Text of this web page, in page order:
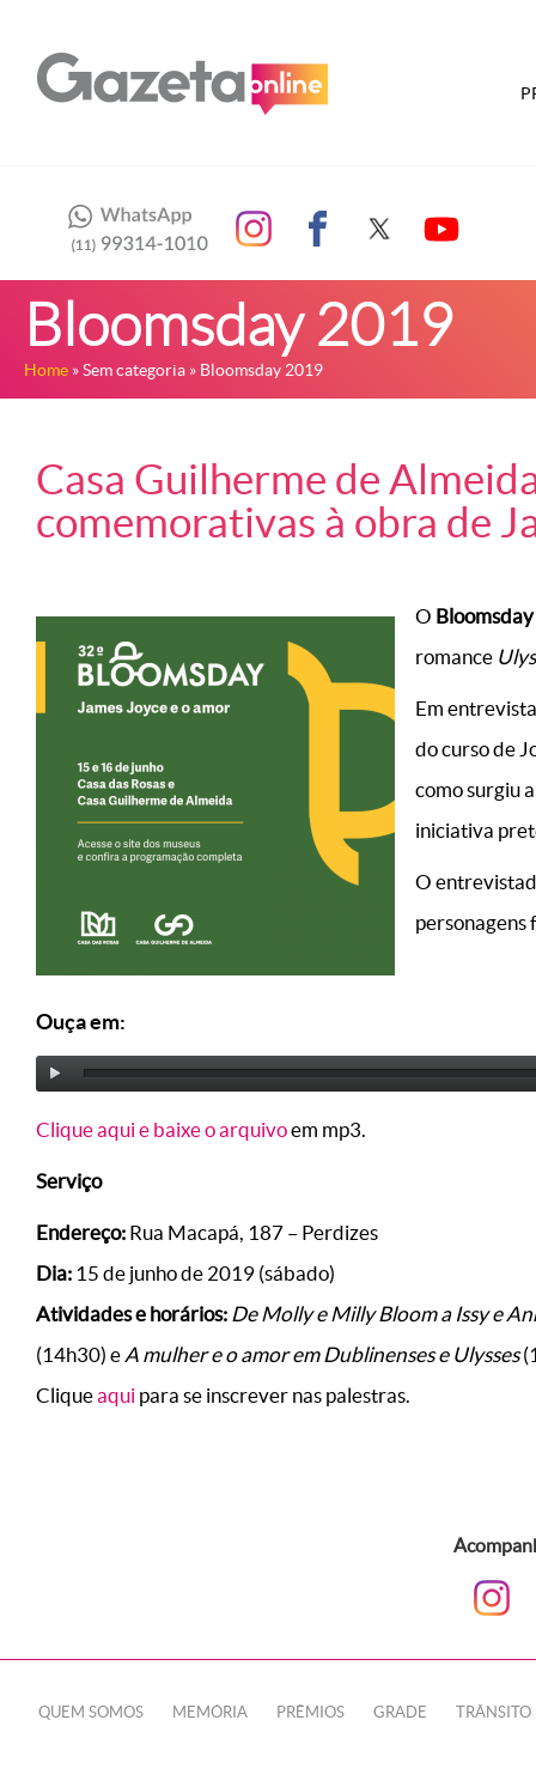
Bloomsday 2019
Home » Sem categoria » Bloomsday 2019
Casa Guilherme de
comemorativas à obra de
O Bloomsday
romance
Em
do curso de
como surgiu
iniciativa
O
personagens
Ouça em:
Clique aqui e baixe o arquivoem mp3.
Serviço
Endereço: Rua Macapá, 187 – Perdizes
Dia: 15 de junho de 2019 (sábado)
Atividades e horários: De Molly e Milly Bloom a Issy e
(14h30) e A mulher e o amor em Dublinenses e Ulysses
Cliqueaqui para se inscrever nas palestras.
QUEM SOMOS MEMÓRIA PRÊMIOS GRADE TRÂNSITO